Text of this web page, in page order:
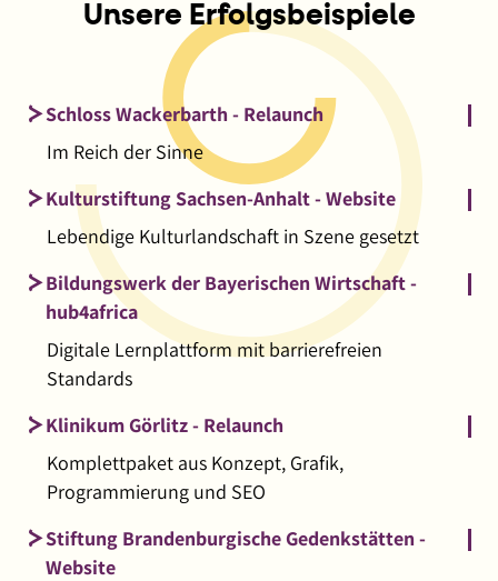
Unsere Erfolgsbeispiele
Schloss Wackerbarth - Relaunch
Im Reich der Sinne
Kulturstiftung Sachsen-Anhalt - Website
Lebendige Kulturlandschaft in Szene gesetzt
Bildungswerk der Bayerischen Wirtschaft -
hub4africa
Digitale Lernplattform mit barrierefreien
Standards
Klinikum Görlitz - Relaunch
Komplettpaket aus Konzept, Grafik,
Programmierung und SEO
Stiftung Brandenburgische Gedenkstätten -
Website